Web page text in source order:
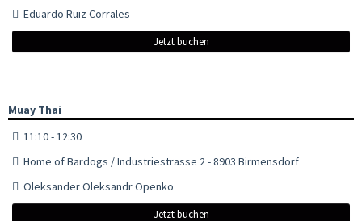
Eduardo Ruiz Corrales
Jetzt buchen
Muay Thai
11:10 - 12:30
Home of Bardogs / Industriestrasse 2 - 8903 Birmensdorf
Oleksander Oleksandr Openko
Jetzt buchen